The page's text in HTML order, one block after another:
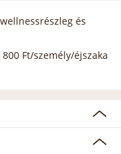
és
Ft/személy/éjszaka